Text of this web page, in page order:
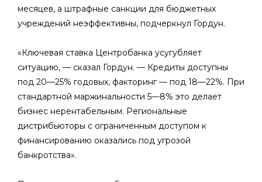
месяцев, а штрафные санкции для бюджетных
учреждений неэффективны, подчеркнул Гордун.
«Ключевая ставка Центробанка усугубляет
ситуацию, — сказал Гордун. — Кредиты доступны
под 20—25% годовых, факторинг — под 18—22%. При
стандартной маржинальности 5—8% это делает
бизнес нерентабельным. Региональные
дистрибьюторы с ограниченным доступом к
финансированию оказались под угрозой
банкротства».